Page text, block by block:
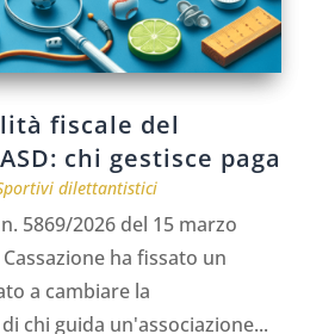
fiscale del
chi gestisce paga
dilettantistici
5869/2026 del 15 marzo
ha fissato un
a cambiare la
chi guida un'associazione...